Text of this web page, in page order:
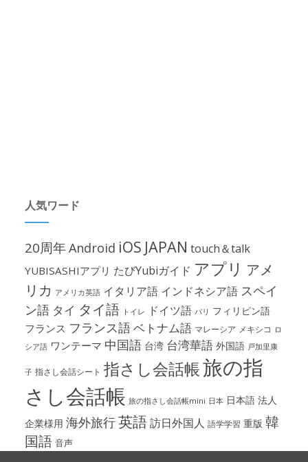
人気ワード
20周年Android iOS JAPAN touch＆talk
YUBISASHIアプリ たびYubiガイド アプリ アメ
リカ アメリカ英語 イタリア語 インドネシア語 スペイ
ン語 タイ タイ語 トイレ ドイツ語 パリ フィリピン語
フランス フランス語ベトナム語 マレーシア メキシコ ロ
シア語 ワンテーマ 中国語 台湾 台湾華語 外国語 戸加里康
子 指さし会話シート 指さし会話帳旅の指
さし会話帳 旅の指さし会話帳mini 日本 日本語 法人
企業様用 海外旅行英語訪日外国人 語学学習 重版 韓
国語 音声